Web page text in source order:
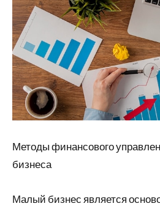
Методы финансового
бизнеса
Малый бизнес является